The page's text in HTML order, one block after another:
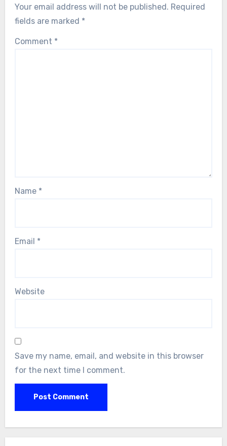
Your email address will not be published. Required
fields are marked *
Comment *
Name *
Email *
Website
Save my name, email, and website in this browser
for the next time I comment.